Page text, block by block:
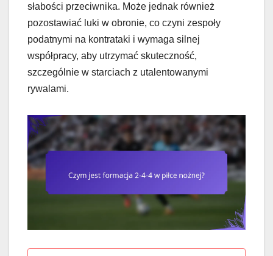
słabości przeciwnika. Może jednak również
pozostawiać luki w obronie, co czyni zespoły
podatnymi na kontrataki i wymaga silnej
współpracy, aby utrzymać skuteczność,
szczególnie w starciach z utalentowanymi
rywalami.